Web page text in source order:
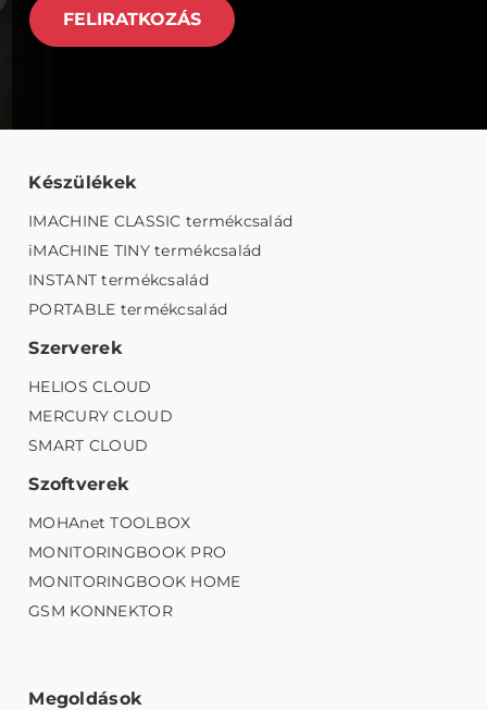
FELIRATKOZÁS
Készülékek
IMACHINE CLASSIC termékcsalád
iMACHINE TINY termékcsalád
INSTANT termékcsalád
PORTABLE termékcsalád
Szerverek
HELIOS CLOUD
MERCURY CLOUD
SMART CLOUD
Szoftverek
MOHAnet TOOLBOX
MONITORINGBOOK PRO
MONITORINGBOOK HOME
GSM KONNEKTOR
Megoldások